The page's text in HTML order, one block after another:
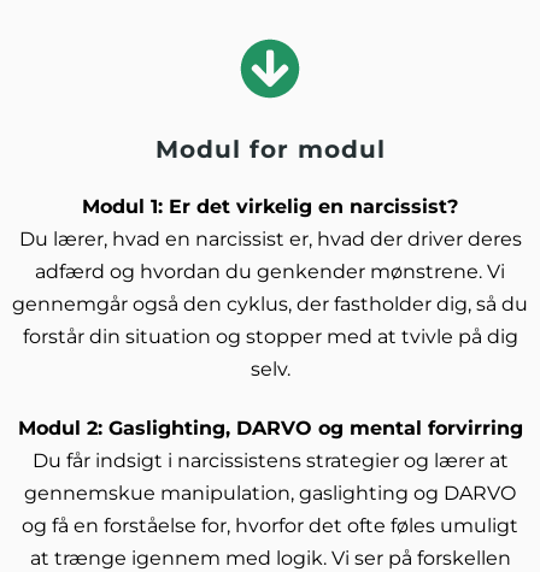
Modul for modul
Modul 1: Er det virkelig en narcissist?
Du lærer, hvad en narcissist er, hvad der driver deres
adfærd og hvordan du genkender mønstrene. Vi
gennemgår også den cyklus, der fastholder dig, så du
forstår din situation og stopper med at tvivle på dig
selv.
Modul 2: Gaslighting, DARVO og mental forvirring
Du får indsigt i narcissistens strategier og lærer at
gennemskue manipulation, gaslighting og DARVO
og få en forståelse for, hvorfor det ofte føles umuligt
at trænge igennem med logik. Vi ser på forskellen